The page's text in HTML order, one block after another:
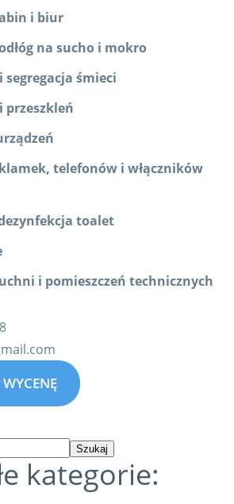
i biur
na sucho i mokro
śmieci
przeszkleń
telefonów i włączników
toalet
i pomieszczeń technicznych
Szukaj
kategorie: